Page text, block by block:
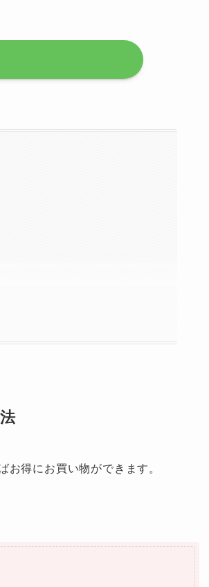
お得にお買い物ができます。